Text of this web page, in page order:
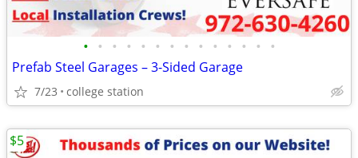
• • • • • • • • • • • • • •
Prefab Steel Garages – 3-Sided Garage
7/23 college station
$5